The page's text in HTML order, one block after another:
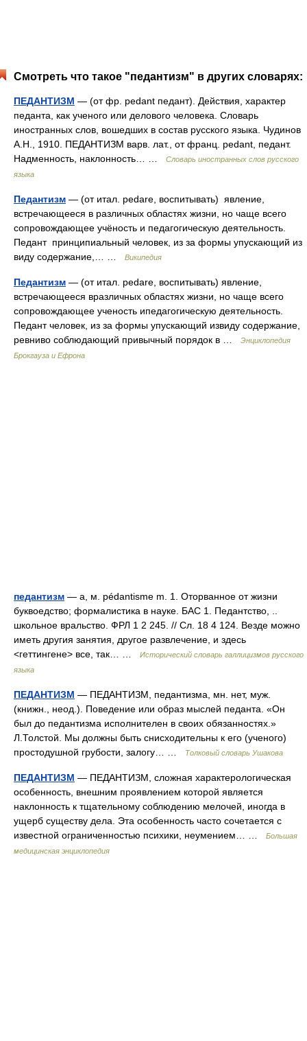
Смотреть что такое "педантизм" в других словарях:
ПЕДАНТИЗМ — (от фр. pedant педант). Действия, характер
педанта, как ученого или делового человека. Словарь
иностранных слов, вошедших в состав русского языка. Чудинов
А.Н., 1910. ПЕДАНТИЗМ варв. лат., от франц. pedant, педант.
Надменность, наклонность… …
Словарь иностранных слов русского
языка
Педантизм — (от итал. pedare, воспитывать) явление,
встречающееся в различных областях жизни, но чаще всего
сопровождающее учёность и педагогическую деятельность.
Педант принципиальный человек, из за формы упускающий из
виду содержание,… …
Википедия
Педантизм — (от итал. pedare, воспитывать) явление,
встречающееся вразличных областях жизни, но чаще всего
сопровождающее ученость ипедагогическую деятельность.
Педант человек, из за формы упускающий извиду содержание,
ревниво соблюдающий привычный порядок в …
Энциклопедия
Брокгауза и Ефрона
педантизм — а, м. pédantisme m. 1. Оторванное от жизни
буквоедство; формалистика в науке. БАС 1. Педантство, ..
школьное вральство. ФРЛ 1 2 245. // Сл. 18 4 124. Везде можно
иметь другия занятия, другое развлечение, и здесь
<геттингене> все, так… …
Исторический словарь галлицизмов русского
языка
ПЕДАНТИЗМ — ПЕДАНТИЗМ, педантизма, мн. нет, муж.
(книжн., неод.). Поведение или образ мыслей педанта. «Он
был до педантизма исполнителен в своих обязанностях.»
Л.Толстой. Мы должны быть снисходительны к его (ученого)
простодушной грубости, залогу… …
Толковый словарь Ушакова
ПЕДАНТИЗМ — ПЕДАНТИЗМ, сложная характерологическая
особенность, внешним проявлением которой является
наклонность к тщательному соблюдению мелочей, иногда в
ущерб существу дела. Эта особенность часто сочетается с
известной ограниченностью психики, неумением… …
Большая
медицинская энциклопедия